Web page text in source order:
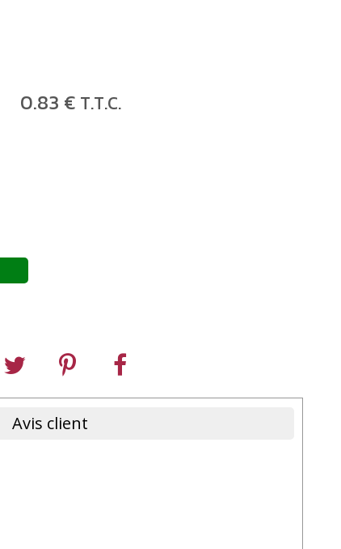
0.83 € T.T.C.
Avis client